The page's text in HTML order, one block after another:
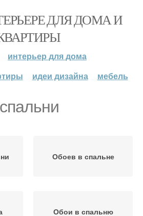
ДЛЯ ДОМА И
интерьер для дома
идеи дизайна мебель
Обоев в спальне
Обои в спальню